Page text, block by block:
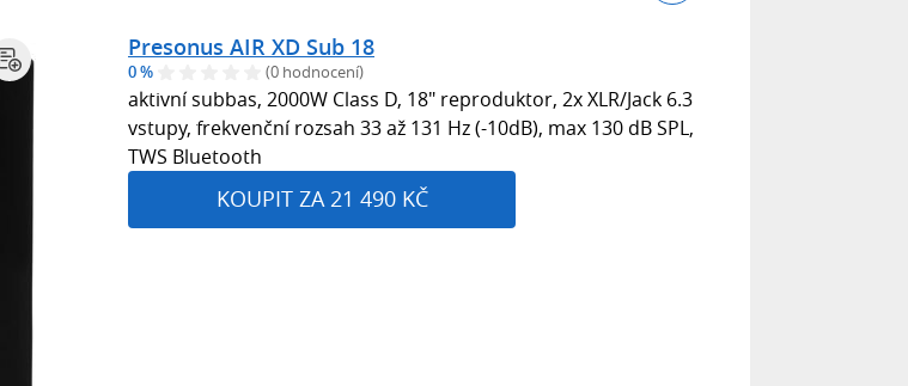
Presonus AIR XD Sub 18
0 % (0 hodnocení)
aktivní subbas, 2000W Class D, 18" reproduktor, 2x XLR/Jack 6.3
vstupy, frekvenční rozsah 33 až 131 Hz (-10dB), max 130 dB SPL,
TWS Bluetooth
KOUPIT ZA 21 490 KČ